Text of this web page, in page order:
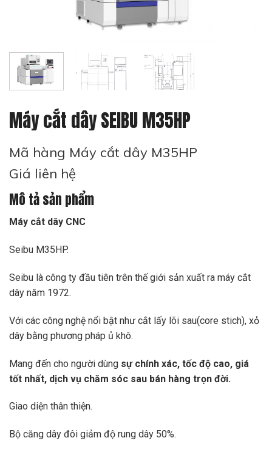
Máy cắt dây SEIBU M35HP
Mã hàng Máy cắt dây M35HP
Giá liên hệ
Mô tả sản phẩm
Máy cắt dây CNC
Seibu M35HP.
Seibu là công ty đầu tiên trên thế giới sản xuất ra máy cắt
dây năm 1972.
Với các công nghệ nổi bật như cắt lấy lõi sau(core stich), xỏ
dây bằng phương pháp ủ khô.
Mang đến cho người dùng sự chính xác, tốc độ cao, giá
tốt nhất, dịch vụ chăm sóc sau bán hàng trọn đời.
Giao diện thân thiện.
Bộ căng dây đôi giảm độ rung dây 50%.